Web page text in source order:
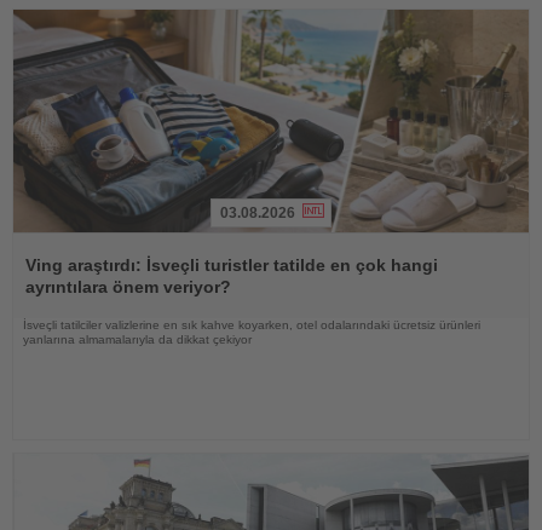
Oku
03.08.2026
Ving araştırdı: İsveçli turistler tatilde en çok hangi
ayrıntılara önem veriyor?
İsveçli tatilciler valizlerine en sık kahve koyarken, otel odalarındaki ücretsiz ürünleri
yanlarına almamalarıyla da dikkat çekiyor